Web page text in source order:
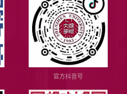
官方抖音号